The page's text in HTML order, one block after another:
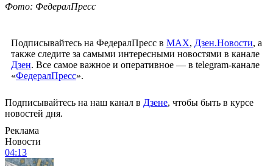
Фото: ФедералПресс
Подписывайтесь на ФедералПресс в МАХ, Дзен.Новости, а
также следите за самыми интересными новостями в канале
Дзен. Все самое важное и оперативное — в telegram-канале
«ФедералПресс».
Подписывайтесь на наш канал в Дзене, чтобы быть в курсе
новостей дня.
Реклама
Новости
04:13